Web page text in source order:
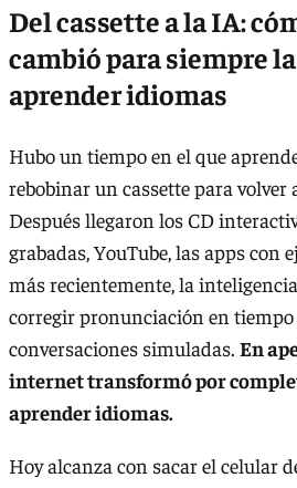
Del cassette a la IA:
cambió para siempre
aprender idiomas
Hubo un tiempo en el que
rebobinar un cassette para volver
Después llegaron los CD
grabadas, YouTube, las apps con
más recientemente, la
corregir pronunciación en
conversaciones simuladas. En
internet transformó por
aprender idiomas.
Hoy alcanza con sacar el celular